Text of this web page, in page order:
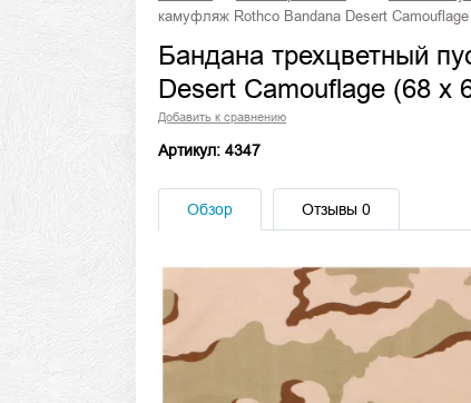
камуфляж Rothco Bandana Desert
Бандана трехцветный
Desert Camouflage (68 x
Добавить к сравнению
Артикул: 4347
Обзор Отзывы 0